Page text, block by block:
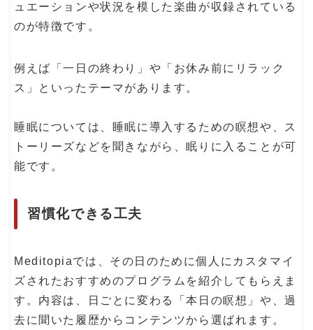
ュエーションや状況を模した楽曲が収録されている
のが特徴です。
例えば「一日の終わり」や「お休み前にリラック
ス」といったテーマがあります。
睡眠については、睡眠に導入するための瞑想や、ス
トーリーズなどを聞きながら、眠りに入ることが可
能です。
習慣化できる工夫
Meditopiaでは、その日のために個人にカスタマイ
ズされたおすすめのプログラムを紹介してもらえま
す。内容は、日ごとに変わる「本日の瞑想」や、過
去に聞いた履歴からコンテンツから選ばれます。